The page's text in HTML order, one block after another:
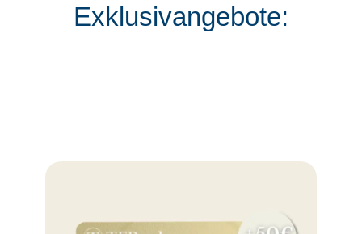
Exklusivangebote: